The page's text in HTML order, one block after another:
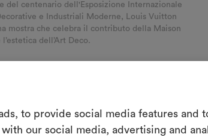
to provide social media features and
our social media, advertising and
del centenario dell'Esposizione Internazionale
e Industriali Moderne, Louis Vuitton
mostra che celebra il contributo della Maison
dell’Art Deco.